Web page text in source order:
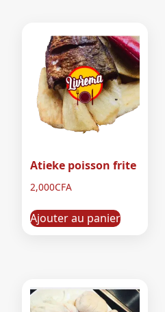
Atieke poisson frite
2,000CFA
Ajouter au panier